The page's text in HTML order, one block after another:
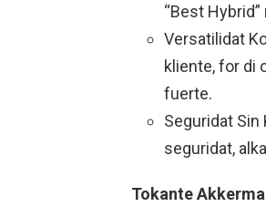
“Best Hybrid”
Versatilidat
kliente, for di
fuerte.
Seguridat
seguridat,
Tokante